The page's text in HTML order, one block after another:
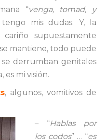
“venga, tomad, y
tengo mis dudas. Y, la
supuestamente
mantiene, todo puede
derrumban genitales
es mi visión.
, algunos, vomitivos de
– “Hablas por
los codos” … “es